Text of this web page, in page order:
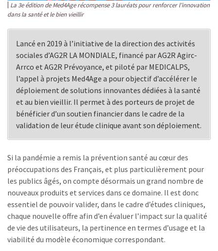
La 3e édition de Med4Age récompense 3 lauréats pour renforcer l’innovation
dans la santé et le bien vieillir
Lancé en 2019 à l’initiative de la direction des activités
sociales d’AG2R LA MONDIALE, financé par AG2R Agirc-
Arrco et AG2R Prévoyance, et piloté par MEDICALPS,
l’appel à projets Med4Age a pour objectif d’accélérer le
déploiement de solutions innovantes dédiées à la santé
et au bien vieillir. Il permet à des porteurs de projet de
bénéficier d’un soutien financier dans le cadre de la
validation de leur étude clinique avant son déploiement.
Si la pandémie a remis la prévention santé au cœur des
préoccupations des Français, et plus particulièrement pour
les publics âgés, on compte désormais un grand nombre de
nouveaux produits et services dans ce domaine. Il est donc
essentiel de pouvoir valider, dans le cadre d’études cliniques,
chaque nouvelle offre afin d’en évaluer l’impact sur la qualité
de vie des utilisateurs, la pertinence en termes d’usage et la
viabilité du modèle économique correspondant.